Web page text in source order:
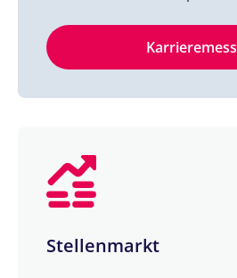
Stellenmarkt